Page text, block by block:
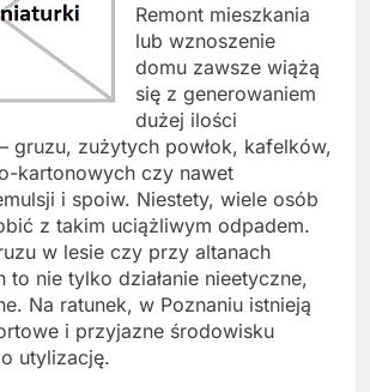
Remont mieszkania
lub wznoszenie
domu zawsze wiążą
się z generowaniem
dużej ilości
gruzu, zużytych powłok, kafelków,
kartonowych czy nawet
i spoiw. Niestety, wiele osób
z takim uciążliwym odpadem.
w lesie czy przy altanach
to nie tylko działanie nieetyczne,
Na ratunek, w Poznaniu istnieją
i przyjazne środowisku
utylizację.